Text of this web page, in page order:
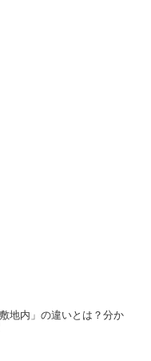
地内」の違いとは？分か